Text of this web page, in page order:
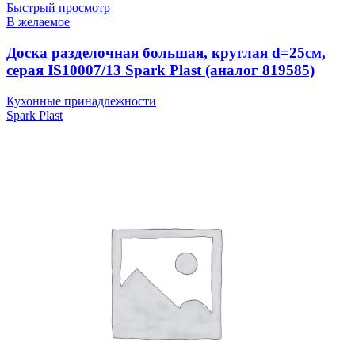
Быстрый просмотр
В желаемое
Доска разделочная большая, круглая d=25см,
серая IS10007/13 Spark Plast (аналог 819585)
Кухонные принадлежности
Spark Plast